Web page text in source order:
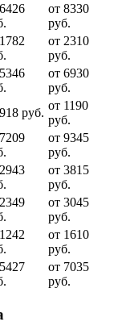
от 8330
руб.
от 2310
руб.
от 6930
руб.
руб.
от 1190
руб.
от 9345
руб.
от 3815
руб.
от 3045
руб.
от 1610
руб.
от 7035
руб.